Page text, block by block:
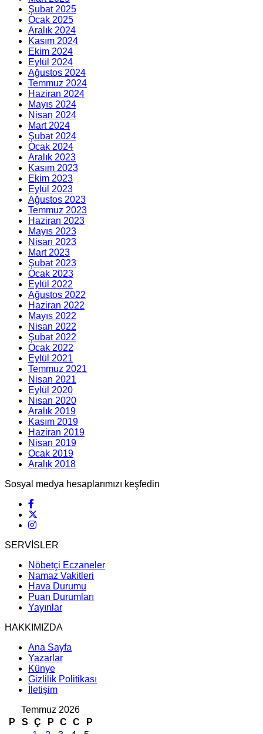
Şubat 2025
Ocak 2025
Aralık 2024
Kasım 2024
Ekim 2024
Eylül 2024
Ağustos 2024
Temmuz 2024
Haziran 2024
Mayıs 2024
Nisan 2024
Mart 2024
Şubat 2024
Ocak 2024
Aralık 2023
Kasım 2023
Ekim 2023
Eylül 2023
Ağustos 2023
Temmuz 2023
Haziran 2023
Mayıs 2023
Nisan 2023
Mart 2023
Şubat 2023
Ocak 2023
Eylül 2022
Ağustos 2022
Haziran 2022
Mayıs 2022
Nisan 2022
Şubat 2022
Ocak 2022
Eylül 2021
Temmuz 2021
Nisan 2021
Eylül 2020
Nisan 2020
Aralık 2019
Kasım 2019
Haziran 2019
Nisan 2019
Ocak 2019
Aralık 2018
Sosyal medya hesaplarımızı keşfedin
SERVİSLER
Nöbetçi Eczaneler
Namaz Vakitleri
Hava Durumu
Puan Durumları
Yayınlar
HAKKIMIZDA
Ana Sayfa
Yazarlar
Künye
Gizlilik Politikası
İletişim
Temmuz 2026
P
S Ç P C C
P